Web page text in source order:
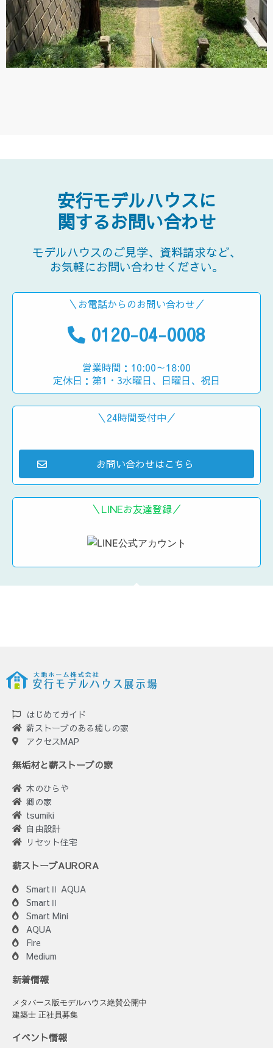
安行モデルハウスに
関するお問い合わせ
モデルハウスのご見学、資料請求など、
お気軽にお問い合わせください。
＼お電話からのお問い合わせ／
0120-04-0008
営業時間：10:00～18:00
定休日：第1・3水曜日、日曜日、祝日
＼24時間受付中／
お問い合わせはこちら
＼LINEお友達登録／
はじめてガイド
薪ストーブのある癒しの家
アクセスMAP
無垢材と薪ストーブの家
木のひらや
郷の家
tsumiki
自由設計
リセット住宅
薪ストーブAURORA
SmartⅡ AQUA
SmartⅡ
Smart Mini
AQUA
Fire
Medium
新着情報
メタバース版モデルハウス絶賛公開中
建築士 正社員募集
イベント情報